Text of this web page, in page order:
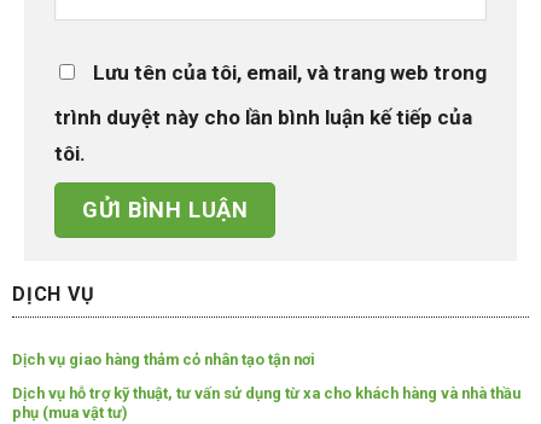
Lưu tên của tôi, email, và trang web trong
trình duyệt này cho lần bình luận kế tiếp của
tôi.
DỊCH VỤ
Dịch vụ giao hàng thảm cỏ nhân tạo tận nơi
Dịch vụ hỗ trợ kỹ thuật, tư vấn sử dụng từ xa cho khách hàng và nhà thầu
phụ (mua vật tư)